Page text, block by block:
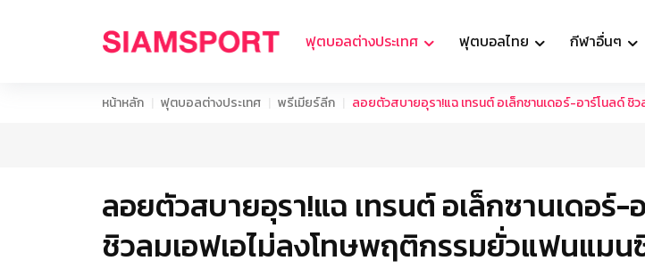
ฟุตบอลต่างประเทศ ฟุตบอลไทย กีฬาอื่นๆ
หน้าหลัก ฟุตบอลต่างประเทศ พรีเมียร์ลีก ลอยตัวสบายอุรา!แฉ เทรนต์ อเล็กซานเดอร์-อาร์โนลด์
ลอยตัวสบายอุรา!แฉ เทรนต์ อเล็กซานเดอร์-
ชิวลมเอฟเอไม่ลงโทษพฤติกรรมยั่วแฟนแม